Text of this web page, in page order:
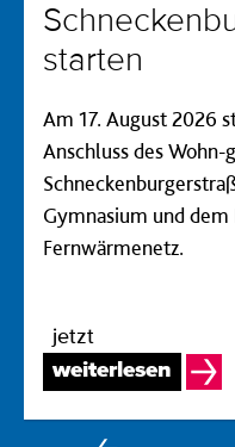
starten
Am 17. August 2026
Anschluss des
Gymnasium und dem
Fernwärmenetz.
jetzt
weiterlesen